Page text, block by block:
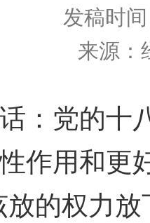
发稿时
来源：
党的十
作用和更
放的权力